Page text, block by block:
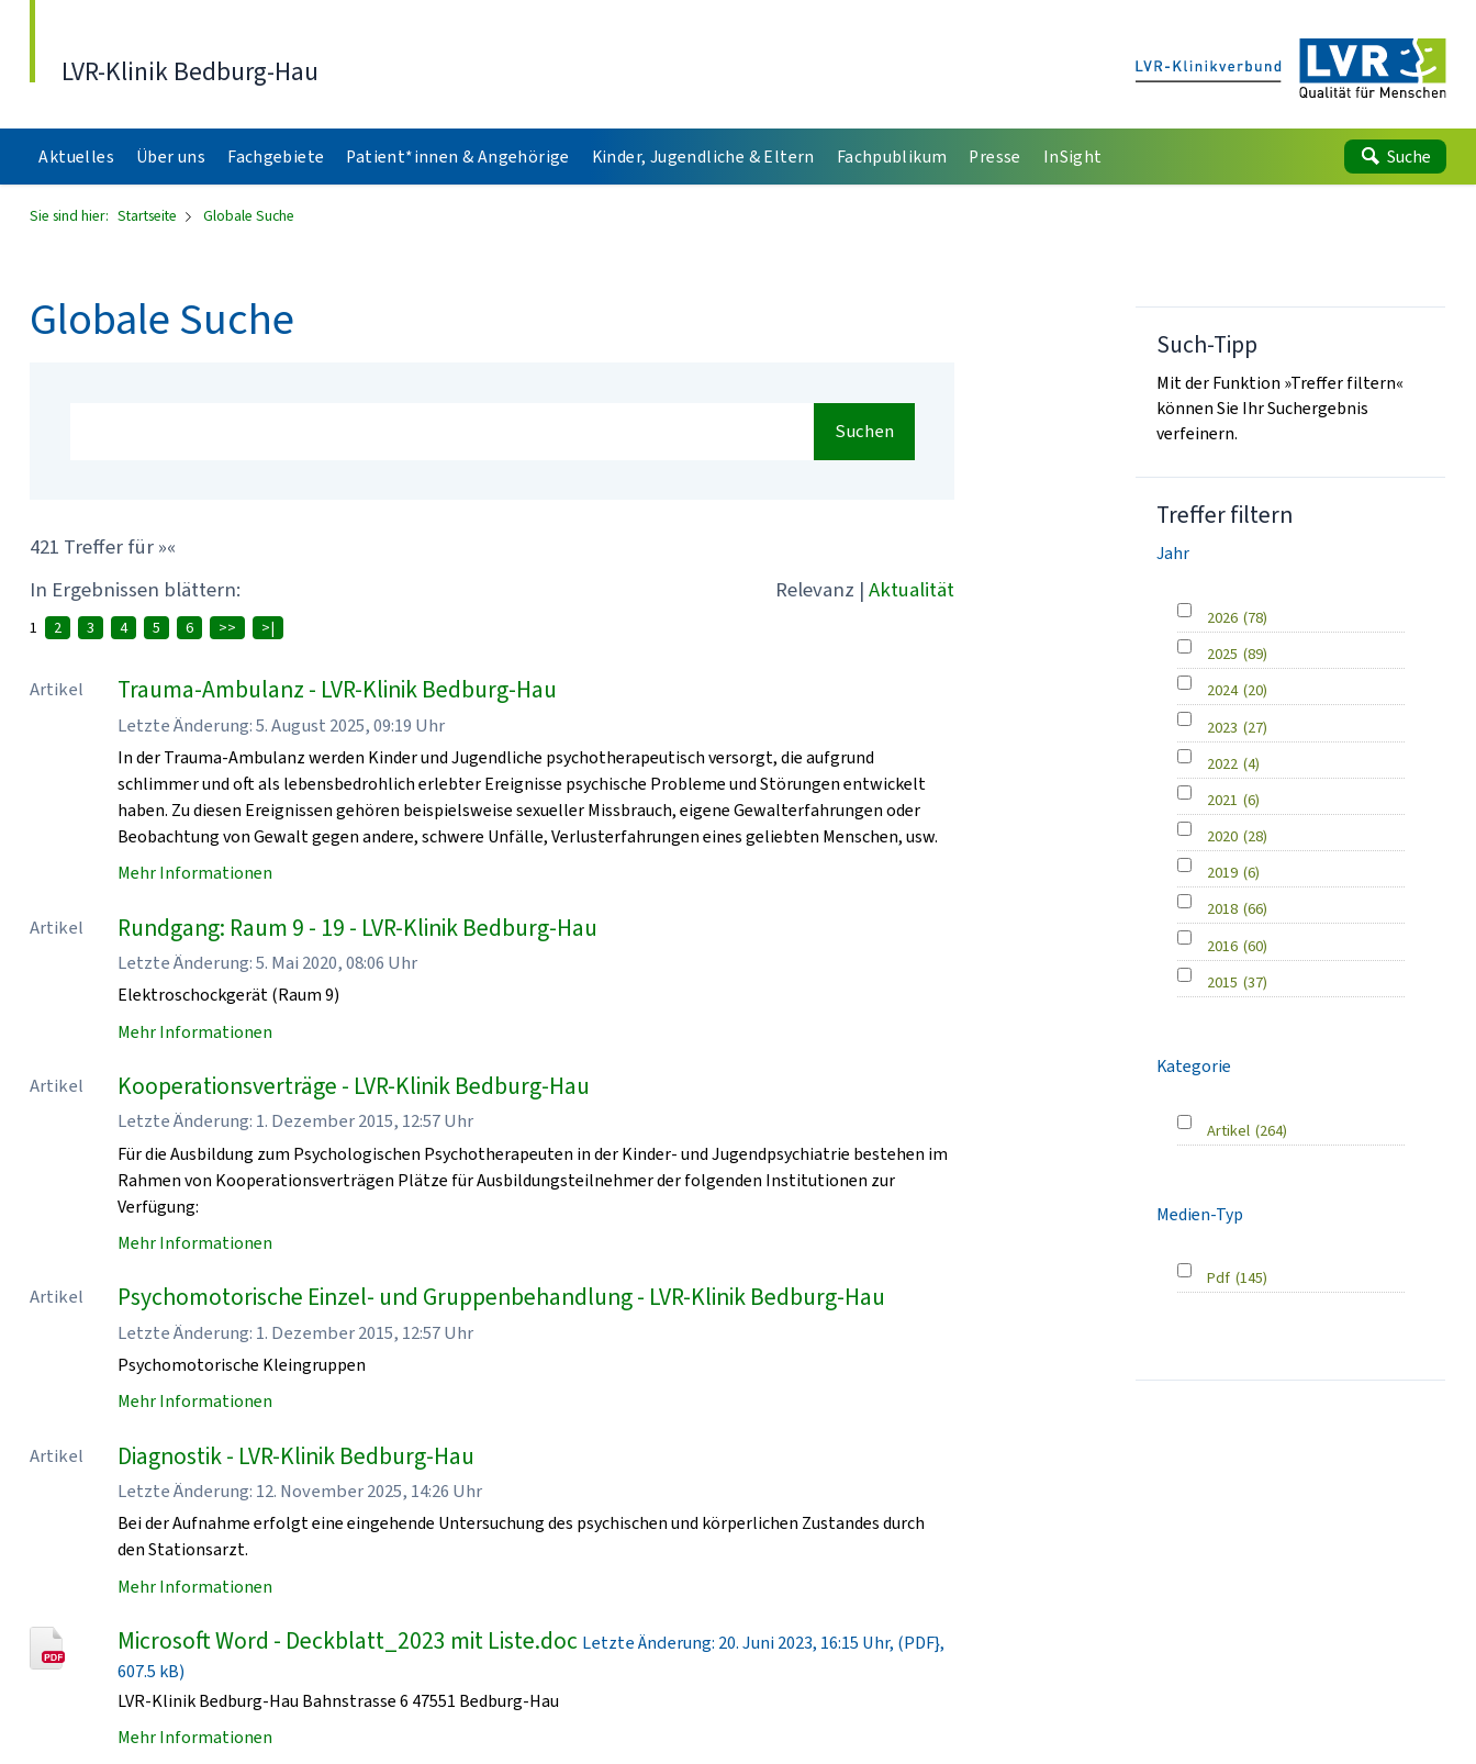
LVR-Klinik Bedburg-Hau
Aktuelles Über uns Fachgebiete Patient*innen & Angehörige Kinder, Jugendliche & Eltern Fachpublikum Presse InSight Suche
Sie sind hier: Startseite Globale Suche
Globale Suche
Suchen
421 Treffer für »«
In Ergebnissen blättern:
Relevanz | Aktualität
1 2 3 4 5 6 >> >|
Artikel Trauma-Ambulanz - LVR-Klinik Bedburg-Hau
Letzte Änderung: 5. August 2025, 09:19 Uhr
In der Trauma-Ambulanz werden Kinder und Jugendliche psychotherapeutisch versorgt, die aufgrund
schlimmer und oft als lebensbedrohlich erlebter Ereignisse psychische Probleme und Störungen entwickelt
haben. Zu diesen Ereignissen gehören beispielsweise sexueller Missbrauch, eigene Gewalterfahrungen oder
Beobachtung von Gewalt gegen andere, schwere Unfälle, Verlusterfahrungen eines geliebten Menschen, usw.
Mehr Informationen
Artikel Rundgang: Raum 9 - 19 - LVR-Klinik Bedburg-Hau
Letzte Änderung: 5. Mai 2020, 08:06 Uhr
Elektroschockgerät (Raum 9)
Mehr Informationen
Artikel Kooperationsverträge - LVR-Klinik Bedburg-Hau
Letzte Änderung: 1. Dezember 2015, 12:57 Uhr
Für die Ausbildung zum Psychologischen Psychotherapeuten in der Kinder- und Jugendpsychiatrie bestehen im
Rahmen von Kooperationsverträgen Plätze für Ausbildungsteilnehmer der folgenden Institutionen zur
Verfügung:
Mehr Informationen
Artikel Psychomotorische Einzel- und Gruppenbehandlung - LVR-Klinik Bedburg-Hau
Letzte Änderung: 1. Dezember 2015, 12:57 Uhr
Psychomotorische Kleingruppen
Mehr Informationen
Artikel Diagnostik - LVR-Klinik Bedburg-Hau
Letzte Änderung: 12. November 2025, 14:26 Uhr
Bei der Aufnahme erfolgt eine eingehende Untersuchung des psychischen und körperlichen Zustandes durch
den Stationsarzt.
Mehr Informationen
Microsoft Word - Deckblatt_2023 mit Liste.doc Letzte Änderung: 20. Juni 2023, 16:15 Uhr, (PDF},
607.5 kB)
LVR-Klinik Bedburg-Hau Bahnstrasse 6 47551 Bedburg-Hau
Mehr Informationen
Such-Tipp
Mit der Funktion »Treffer filtern«
können Sie Ihr Suchergebnis
verfeinern.
Treffer filtern
Jahr
2026 (78)
2025 (89)
2024 (20)
2023 (27)
2022 (4)
2021 (6)
2020 (28)
2019 (6)
2018 (66)
2016 (60)
2015 (37)
Kategorie
Artikel (264)
Medien-Typ
Pdf (145)